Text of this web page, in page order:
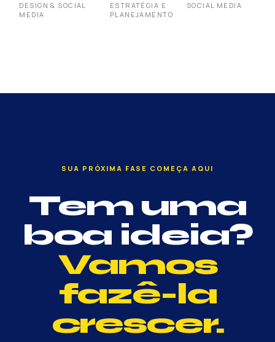
DESIGN & SOCIAL
MEDIA
ESTRATÉGIA E
PLANEJAMENTO
SOCIAL MEDIA
SUA PRÓXIMA FASE COMEÇA AQUI
Tem uma
boa ideia?
Vamos
fazê-la
crescer.